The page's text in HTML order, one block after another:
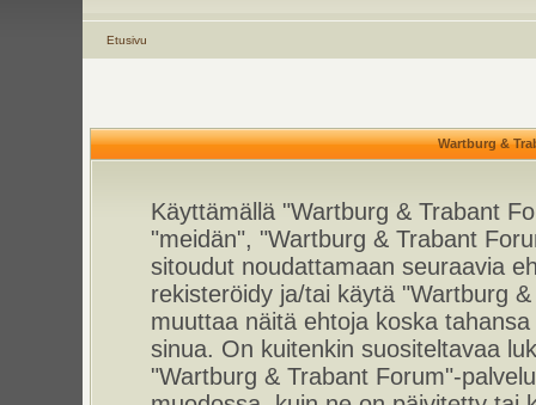
Etusivu
Wartburg &
Käyttämällä "Wartburg & Trabant
"meidän", "Wartburg & Trabant
sitoudut noudattamaan seuraavia
rekisteröidy ja/tai käytä "Wartburg
muuttaa näitä ehtoja koska
sinua. On kuitenkin suositeltavaa
"Wartburg & Trabant Forum"-